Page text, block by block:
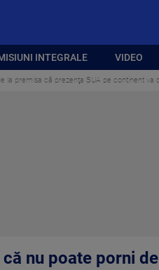
INTEGRALE VIDEO
la premisa că prezenţa SUA pe continent va
nu poate porni